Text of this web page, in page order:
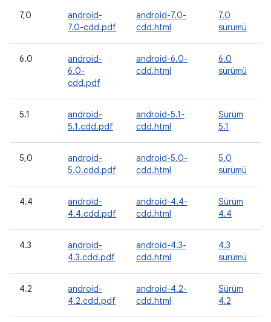
7,0
android-
7.0-cdd.pdf
android-7.0-
cdd.html
7.0
sürümü
6.0
android-
6.0-
cdd.pdf
android-6.0-
cdd.html
6.0
sürümü
5.1
android-
5.1.cdd.pdf
android-5.1-
cdd.html
Sürüm
5.1
5,0
android-
5.0.cdd.pdf
android-5.0-
cdd.html
5.0
sürümü
4.4
android-
4.4.cdd.pdf
android-4.4-
cdd.html
Sürüm
4.4
4.3
android-
4.3.cdd.pdf
android-4.3-
cdd.html
4.3
sürümü
4.2
android-
4.2.cdd.pdf
android-4.2-
cdd.html
Sürüm
4.2